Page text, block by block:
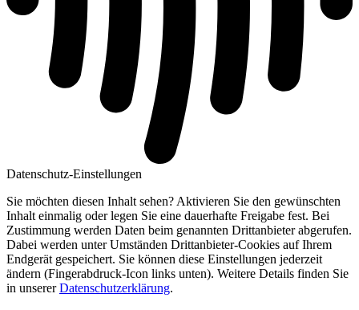
Datenschutz-Einstellungen
Sie möchten diesen Inhalt sehen? Aktivieren Sie den gewünschten
Inhalt einmalig oder legen Sie eine dauerhafte Freigabe fest. Bei
Zustimmung werden Daten beim genannten Drittanbieter abgerufen.
Dabei werden unter Umständen Drittanbieter-Cookies auf Ihrem
Endgerät gespeichert. Sie können diese Einstellungen jederzeit
ändern (Fingerabdruck-Icon links unten). Weitere Details finden Sie
in unsererDatenschutzerklärung.